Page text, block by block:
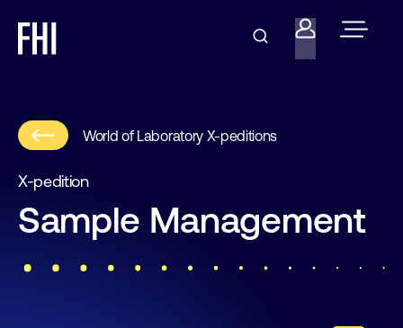
World of Laboratory X-peditions
X-pedition
Sample Management